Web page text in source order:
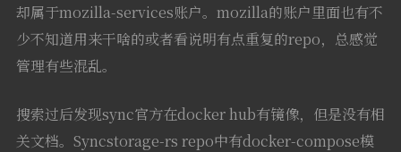
却属于mozilla-services账户。mozilla的账户里面也有不
少不知道用来干啥的或者看说明有点重复的repo，总感觉
管理有些混乱。
搜索过后发现sync官方在docker hub有镜像，但是没有相
关文档。Syncstorage-rs repo中有docker-compose模